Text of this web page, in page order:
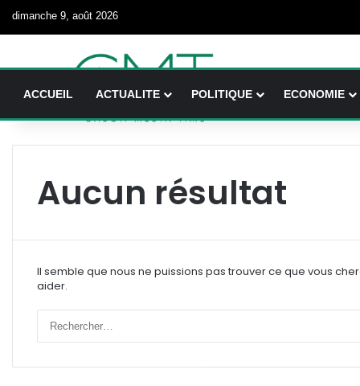
dimanche 9, août 2026
ACCUEIL ACTUALITE POLITIQUE ECONOMIE
Aucun résultat
Il semble que nous ne puissions pas trouver ce que vous
aider.